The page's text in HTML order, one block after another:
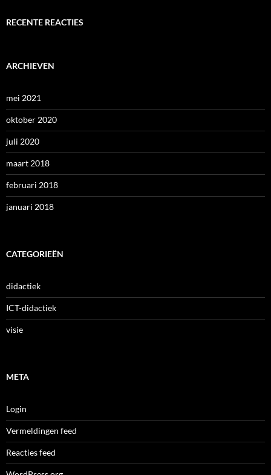
RECENTE REACTIES
ARCHIEVEN
mei 2021
oktober 2020
juli 2020
maart 2018
februari 2018
januari 2018
CATEGORIEËN
didactiek
ICT-didactiek
visie
META
Login
Vermeldingen feed
Reacties feed